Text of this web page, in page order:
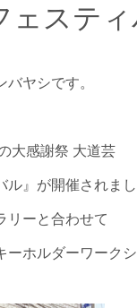
ェステ
ヤシです。
大感謝祭 大道芸
ル』が開催されま
リーと合わせて
ーホルダーワーク